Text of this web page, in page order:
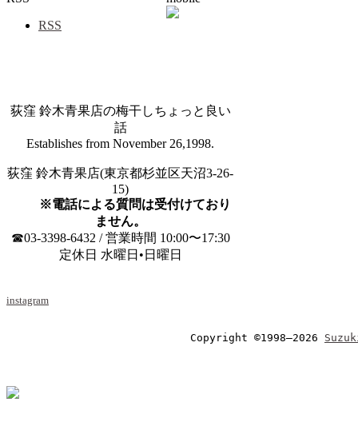
RSS
荻窪 鈴木青果店の梅干しちょっと良い
話
Establishes from November 26,1998.
荻窪 鈴木青果店(東京都杉並区天沼3-26-
15)
※電話による質問は受付けており
ません。
☎03-3398-6432 / 営業時間 10:00〜17:30
定休日 水曜日•日曜日
instagram
Copyright ©1998–2026